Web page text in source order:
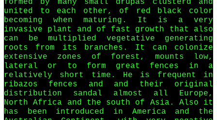
formed by many small drupas clusterd and
united to each other, of red black color
becoming when maturing. It is a very
invasive plant and of fast growth that also
can be multiplied vegetative generating
roots from its branches. It can colonize
extensive zones of forest, mounts low,
lateral or to form great fences in a
relatively short time. He is frequent in
ribazos fences and and their original
distribution sandal almost all Europe,
North Africa and the south of Asia. Also it
has been introduced in America and the